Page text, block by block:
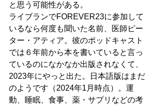
と思う可能性がある。
ライブランでFOREVER23に参加して
いるなら何度も聞いた名前、医師ピー
ター・アティア。彼のポッドキャスト
では６年前から本を書いていると言っ
ているのになかなか出版されなくて、
2023年にやっと出た。日本語版はまだ
のようです（2024年1月時点）。運
動、睡眠、食事、薬・サプリなどの考